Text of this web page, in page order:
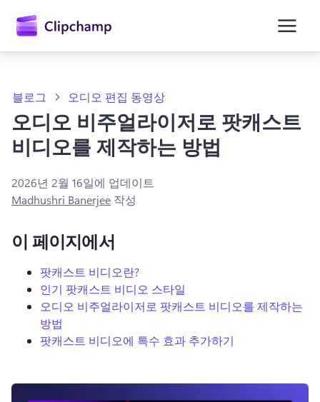
로
로그인
블로그 오디오 편집 동영상
오디오 비주얼라이저로 팟캐스트
비디오를 제작하는 방법
2026년 2월 16일에 업데이트
Madhushri Banerjee 작성
이 페이지에서
팟캐스트 비디오란?
인기 팟캐스트 비디오 스타일
오디오 비주얼라이저로 팟캐스트 비디오를 제작하는
방법
팟캐스트 비디오에 특수 효과 추가하기